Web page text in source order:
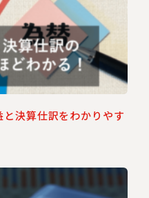
決算仕訳をわかりやす